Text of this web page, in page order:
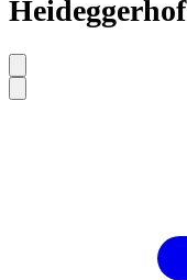
Heideggerhof